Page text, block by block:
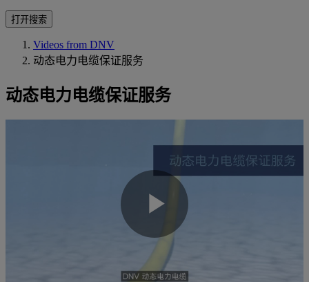
打开搜索
Videos from DNV
动态电力电缆保证服务
动态电力电缆保证服务
Play